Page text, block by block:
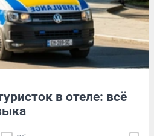
в отеле: всё